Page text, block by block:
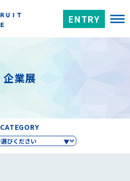
ENTRY
企業展
CATEGORY